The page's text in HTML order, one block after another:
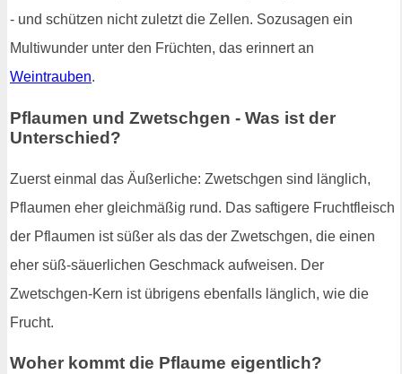
- und schützen nicht zuletzt die Zellen. Sozusagen ein
Multiwunder unter den Früchten, das erinnert an
Weintrauben.
Pflaumen und Zwetschgen - Was ist der
Unterschied?
Zuerst einmal das Äußerliche: Zwetschgen sind länglich,
Pflaumen eher gleichmäßig rund. Das saftigere Fruchtfleisch
der Pflaumen ist süßer als das der Zwetschgen, die einen
eher süß-säuerlichen Geschmack aufweisen. Der
Zwetschgen-Kern ist übrigens ebenfalls länglich, wie die
Frucht.
Woher kommt die Pflaume eigentlich?